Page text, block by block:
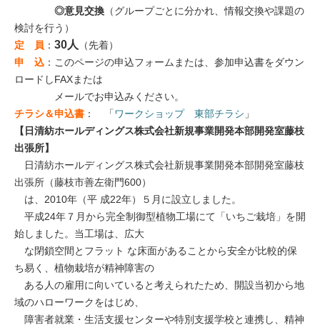
◎意見交換 （グループごとに分かれ、情報交換や課題の
検討を行う）
定 員 ： 30人
（先着）
申 込 ：このページの申込フォームまたは、参加申込書をダウン
ロードしFAXまたは
メールでお申込みください。
チラシ＆申込書 ： 「ワークショップ 東部チラシ 」
【日清紡ホールディングス株式会社新規事業開発本部開発室藤枝
出張所】
日清紡ホールディングス株式会社新規事業開発本部開発室藤枝
出張所（藤枝市善左衛門600）
は、2010年（平 成22年）５月に設立しました。
平成24年７月から完全制御型植物工場にて「いちご栽培」を開
始しました。当工場は、広大
な閉鎖空間とフラット な床面があることから安全が比較的保
ち易く、植物栽培が精神障害の
ある人の雇用に向いていると考えられたため、開設当初から地
域のハローワークをはじめ、
障害者就業・生活支援センターや特別支援学校と連携し、精神